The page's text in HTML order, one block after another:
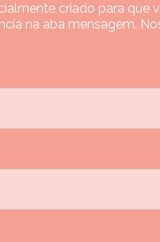
criado para que
na aba mensagem.